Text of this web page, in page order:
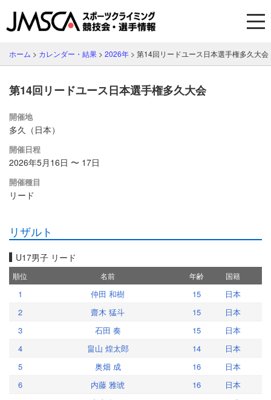
ホーム > カレンダー・結果 > 2026年 > 第14回リードユース日本選手権多久大会
第14回リードユース日本選手権多久大会
開催地
多久（日本）
開催日程
2026年5月16日 〜 17日
開催種目
リード
リザルト
U17男子 リード
順位 名前 年齢 国籍
1 仲田 和樹 15
日本
2
齋木 猛斗 15
日本
3
石田 奏 15
日本
4
畠山 煌太郎 14
日本
5
奥畑 成 16
日本
6
内藤 雅琥 16
日本